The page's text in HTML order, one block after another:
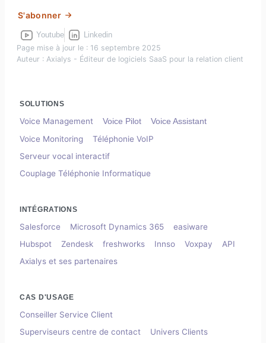
S'abonner
Youtube Linkedin
Page mise à jour le : 16 septembre 2025
Auteur : Axialys - Éditeur de logiciels SaaS pour la relation client
SOLUTIONS
Voice Management Voice Pilot Voice Assistant
Voice Monitoring
Téléphonie VoIP
Serveur vocal interactif
Couplage Téléphonie Informatique
INTÉGRATIONS
Salesforce Microsoft Dynamics 365
easiware
Hubspot
Zendesk freshworks Innso Voxpay
API
Axialys et ses partenaires
CAS D'USAGE
Conseiller Service Client
Superviseurs centre de contact
Univers Clients